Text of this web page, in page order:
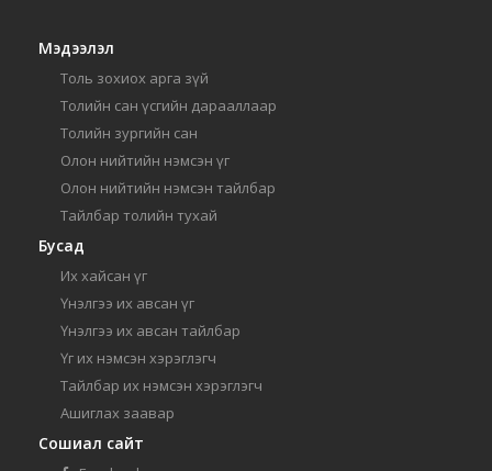
Мэдээлэл
Толь зохиох арга зүй
Толийн сан үсгийн дарааллаар
Толийн зургийн сан
Олон нийтийн нэмсэн үг
Олон нийтийн нэмсэн тайлбар
Тайлбар толийн тухай
Бусад
Их хайсан үг
Үнэлгээ их авсан үг
Үнэлгээ их авсан тайлбар
Үг их нэмсэн хэрэглэгч
Тайлбар их нэмсэн хэрэглэгч
Ашиглах заавар
Сошиал сайт